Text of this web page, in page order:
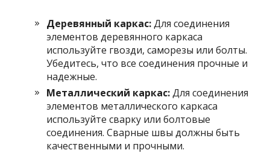
Деревянный каркас:Для соединения
элементов деревянного каркаса
используйте гвозди, саморезы или болты.
Убедитесь, что все соединения прочные и
надежные.
Металлический каркас:Для соединения
элементов металлического каркаса
используйте сварку или болтовые
соединения. Сварные швы должны быть
качественными и прочными.